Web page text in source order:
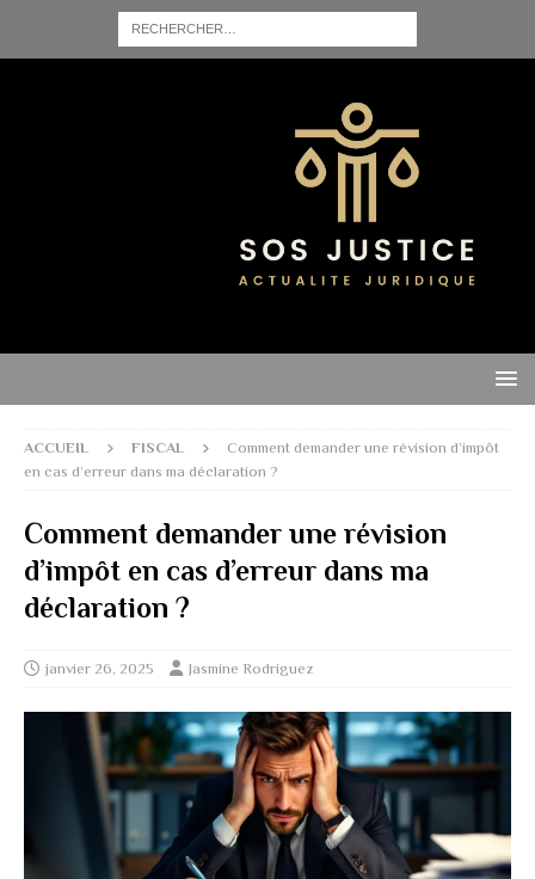
ACCUEIL FISCAL
Comment demander une révision d’impôt
en cas d’erreur dans ma déclaration ?
Comment demander une révision
d’impôt en cas d’erreur dans ma
déclaration ?
janvier 26, 2025 Jasmine Rodriguez